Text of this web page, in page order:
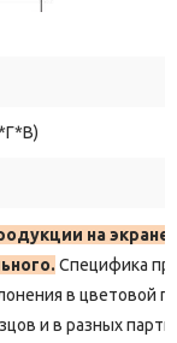
на
Специфика
в цветовой
и в разных